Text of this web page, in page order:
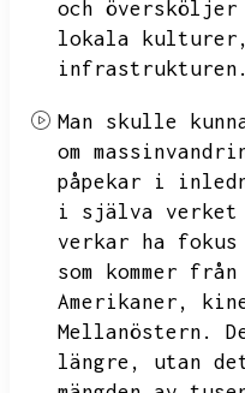
och översköljer
lokala kulturer,
infrastrukturen.
Man skulle
om
påpekar i
i själva verket
verkar ha
som kommer
Amerikaner,
Mellanöstern.
längre,
utan